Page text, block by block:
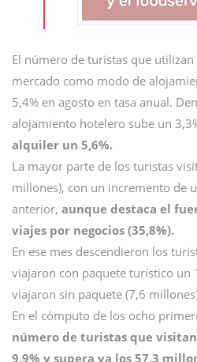
El número de turistas que
mercado como modo de
5,4% en agosto en tasa anual.
alojamiento hotelero sube un
alquiler un 5,6%.
La mayor parte de los turistas
millones), con un incremento de
anterior, aunque destaca el
viajes por negocios (35,8%).
En ese mes descendieron los
viajaron con paquete turístico un
viajaron sin paquete (7,6
En el cómputo de los ocho
número de turistas que
9,9% y supera ya los 57,3